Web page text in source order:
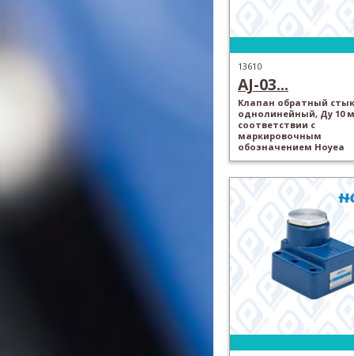
13610
AJ-03...
Клапан обратный
однолинейный, Ду 10
соответствии с
маркировочным
обозначением Hoyea